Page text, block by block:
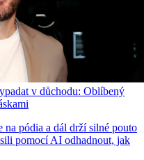
v důchodu: Oblíbený
na pódia a dál drží silné pouto
pomocí AI odhadnout, jak